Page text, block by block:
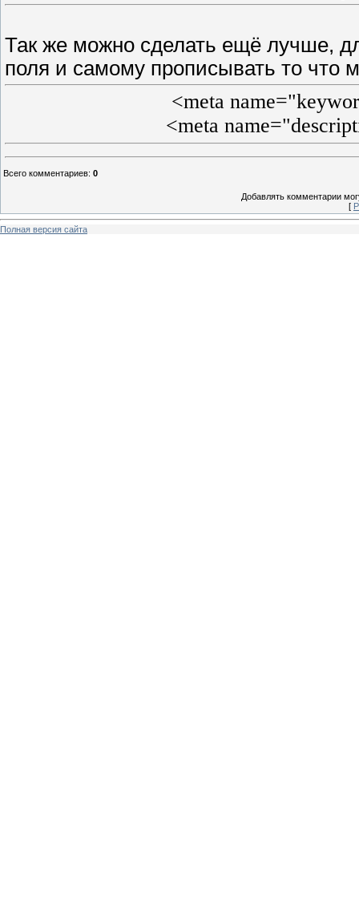
Так же можно сделать ещё лучше,
поля и самому прописывать то что
<meta
<meta
Всего комментариев: 0
Добавлять комментарии
[
Полная версия сайта